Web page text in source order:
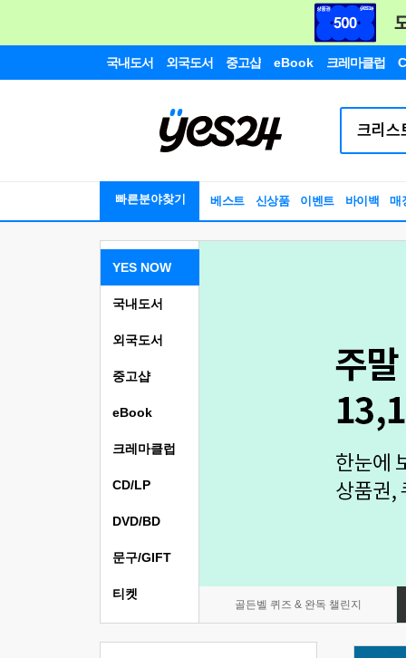
국내도서 외국도서 중고샵 eBook 크레마클럽
빠른분야찾기 베스트 신상품 이벤트 바이백 매
YES NOW
골든벨 퀴즈 & 완독 챌린지
국내도서
외국도서
중고샵
eBook
크레마클럽
CD/LP
DVD/BD
문구/GIFT
티켓